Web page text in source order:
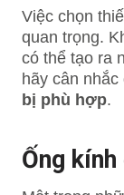
Việc chọn
quan trọng.
có thể tạo ra
hãy cân
bị phù hợp.
Ống kính